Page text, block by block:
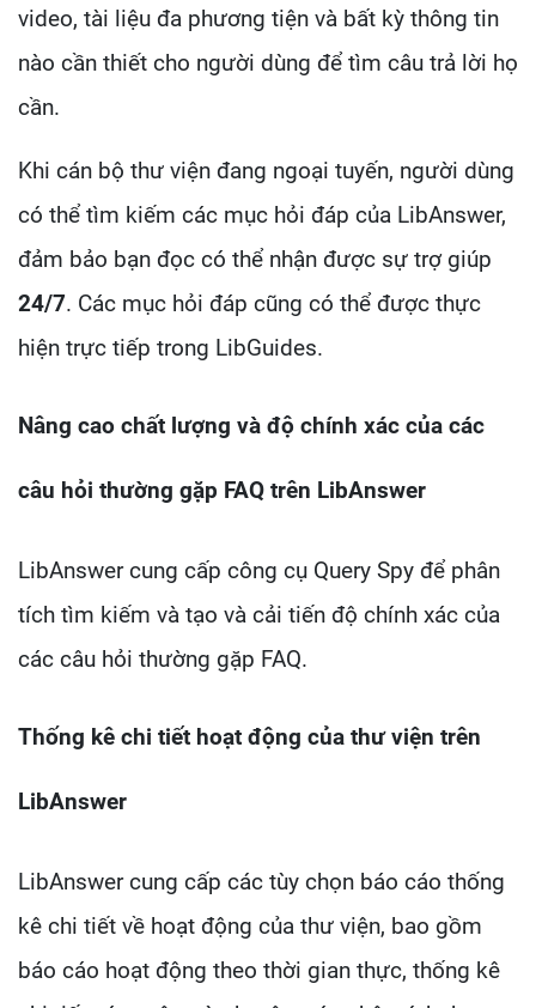
video, tài liệu đa phương tiện và bất kỳ thông tin
nào cần thiết cho người dùng để tìm câu trả lời họ
cần.
Khi cán bộ thư viện đang ngoại tuyến, người dùng
có thể tìm kiếm các mục hỏi đáp của LibAnswer,
đảm bảo bạn đọc có thể nhận được sự trợ giúp
24/7. Các mục hỏi đáp cũng có thể được thực
hiện trực tiếp trong LibGuides.
Nâng cao chất lượng và độ chính xác của các
câu hỏi thường gặp FAQ trên LibAnswer
LibAnswer cung cấp công cụ Query Spy để phân
tích tìm kiếm và tạo và cải tiến độ chính xác của
các câu hỏi thường gặp FAQ.
Thống kê chi tiết hoạt động của thư viện trên
LibAnswer
LibAnswer cung cấp các tùy chọn báo cáo thống
kê chi tiết về hoạt động của thư viện, bao gồm
báo cáo hoạt động theo thời gian thực, thống kê